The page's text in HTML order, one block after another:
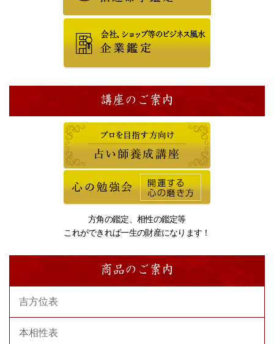
講座のご案内
方角の鑑定、相性の鑑定等
これができれば一生の財産になります！
商品のご案内
吉方位表
本相性表